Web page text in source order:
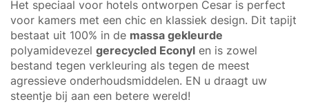
Het speciaal voor hotels ontworpen Cesar is perfect
voor kamers met een chic en klassiek design. Dit tapijt
bestaat uit 100% in de massa gekleurde
polyamidevezel gerecycled Econyl en is zowel
bestand tegen verkleuring als tegen de meest
agressieve onderhoudsmiddelen. EN u draagt uw
steentje bij aan een betere wereld!